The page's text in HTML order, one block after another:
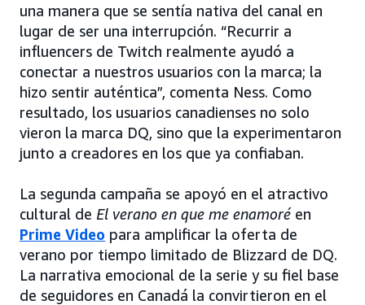
una manera que se sentía nativa del canal en
lugar de ser una interrupción. “Recurrir a
influencers de Twitch realmente ayudó a
conectar a nuestros usuarios con la marca; la
hizo sentir auténtica”, comenta Ness. Como
resultado, los usuarios canadienses no solo
vieron la marca DQ, sino que la experimentaron
junto a creadores en los que ya confiaban.
La segunda campaña se apoyó en el atractivo
cultural de El verano en que me enamoréen
Prime Video para amplificar la oferta de
verano por tiempo limitado de Blizzard de DQ.
La narrativa emocional de la serie y su fiel base
de seguidores en Canadá la convirtieron en el